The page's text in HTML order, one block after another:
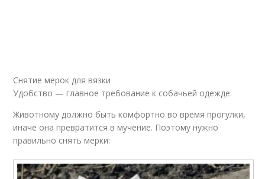
Снятие мерок для вязки
Удобство — главное требование к собачьей одежде.
Животному должно быть комфортно во время прогулки,
иначе она превратится в мучение. Поэтому нужно
правильно снять мерки: